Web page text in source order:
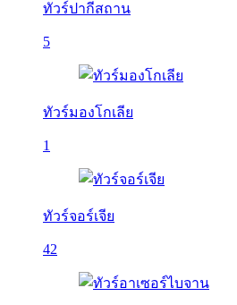
ทัวร์ปากีสถาน
5
ทัวร์มองโกเลีย
1
ทัวร์จอร์เจีย
42